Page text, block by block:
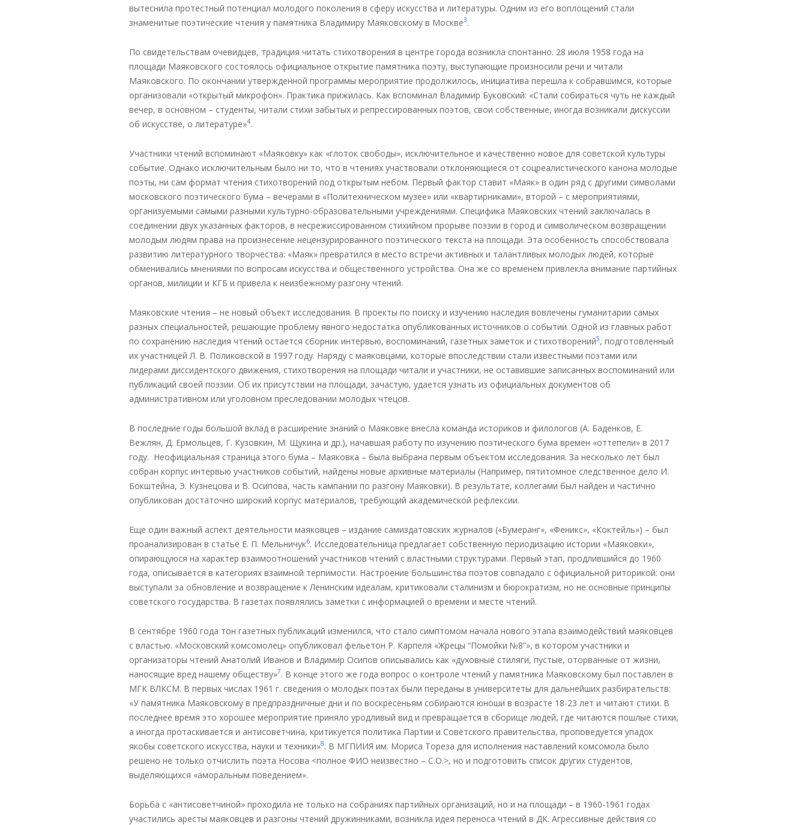
вытеснила протестный потенциал молодого поколения в сферу искусства и литературы. Одним из его воплощений стали
знаменитые поэтические чтения у памятника Владимиру Маяковскому в Москве3.
По свидетельствам очевидцев, традиция читать стихотворения в центре города возникла спонтанно. 28 июля 1958 года на
площади Маяковского состоялось официальное открытие памятника поэту, выступающие произносили речи и читали
Маяковского. По окончании утвержденной программы мероприятие продолжилось, инициатива перешла к собравшимся, которые
организовали «открытый микрофон». Практика прижилась. Как вспоминал Владимир Буковский: «Стали собираться чуть не каждый
вечер, в основном – студенты, читали стихи забытых и репрессированных поэтов, свои собственные, иногда возникали дискуссии
об искусстве, о литературе»4.
Участники чтений вспоминают «Маяковку» как «глоток свободы», исключительное и качественно новое для советской культуры
событие. Однако исключительным было ни то, что в чтениях участвовали отклоняющиеся от соцреалистического канона молодые
поэты, ни сам формат чтения стихотворений под открытым небом. Первый фактор ставит «Маяк» в один ряд с другими символами
московского поэтического бума – вечерами в «Политехническом музее» или «квартирниками», второй – с мероприятиями,
организуемыми самыми разными культурно-образовательными учреждениями. Специфика Маяковских чтений заключалась в
соединении двух указанных факторов, в несрежиссированном стихийном прорыве поэзии в город и символическом возвращении
молодым людям права на произнесение нецензурированного поэтического текста на площади. Эта особенность способствовала
развитию литературного творчества: «Маяк» превратился в место встречи активных и талантливых молодых людей, которые
обменивались мнениями по вопросам искусства и общественного устройства. Она же со временем привлекла внимание партийных
органов, милиции и КГБ и привела к неизбежному разгону чтений.
Маяковские чтения – не новый объект исследования. В проекты по поиску и изучению наследия вовлечены гуманитарии самых
разных специальностей, решающие проблему явного недостатка опубликованных источников о событии. Одной из главных работ
по сохранению наследия чтений остается сборник интервью, воспоминаний, газетных заметок и стихотворений5, подготовленный
их участницей Л. В. Поликовской в 1997 году. Наряду с маяковцами, которые впоследствии стали известными поэтами или
лидерами диссидентского движения, стихотворения на площади читали и участники, не оставившие записанных воспоминаний или
публикаций своей поэзии. Об их присутствии на площади, зачастую, удается узнать из официальных документов об
административном или уголовном преследовании молодых чтецов.
В последние годы большой вклад в расширение знаний о Маяковке внесла команда историков и филологов (А. Баденков, Е.
Вежлян, Д. Ермольцев, Г. Кузовкин, М. Щукина и др.), начавшая работу по изучению поэтического бума времен «оттепели» в 2017
году. Неофициальная страница этого бума – Маяковка – была выбрана первым объектом исследования. За несколько лет был
собран корпус интервью участников событий, найдены новые архивные материалы (Например, пятитомное следственное дело И.
Бокштейна, Э. Кузнецова и В. Осипова, часть кампании по разгону Маяковки). В результате, коллегами был найден и частично
опубликован достаточно широкий корпус материалов, требующий академической рефлексии.
Еще один важный аспект деятельности маяковцев – издание самиздатовских журналов («Бумеранг», «Феникс», «Коктейль») – был
проанализирован в статье Е. П. Мельничук6. Исследовательница предлагает собственную периодизацию истории «Маяковки»,
опирающуюся на характер взаимоотношений участников чтений с властными структурами. Первый этап, продлившийся до 1960
года, описывается в категориях взаимной терпимости. Настроение большинства поэтов совпадало с официальной риторикой: они
выступали за обновление и возвращение к Ленинским идеалам, критиковали сталинизм и бюрократизм, но не основные принципы
советского государства. В газетах появлялись заметки с информацией о времени и месте чтений.
В сентябре 1960 года тон газетных публикаций изменился, что стало симптомом начала нового этапа взаимодействий маяковцев
с властью. «Московский комсомолец» опубликовал фельетон Р. Карпеля «Жрецы “Помойки №8”», в котором участники и
организаторы чтений Анатолий Иванов и Владимир Осипов описывались как «духовные стиляги, пустые, оторванные от жизни,
наносящие вред нашему обществу»7. В конце этого же года вопрос о контроле чтений у памятника Маяковскому был поставлен в
МГК ВЛКСМ. В первых числах 1961 г. сведения о молодых поэтах были переданы в университеты для дальнейших разбирательств:
«У памятника Маяковскому в предпраздничные дни и по воскресеньям собираются юноши в возрасте 18-23 лет и читают стихи. В
последнее время это хорошее мероприятие приняло уродливый вид и превращается в сборище людей, где читаются пошлые стихи,
а иногда протаскивается и антисоветчина, критикуется политика Партии и Советского правительства, проповедуется упадок
якобы советского искусства, науки и техники»8. В МГПИИЯ им. Мориса Тореза для исполнения наставлений комсомола было
решено не только отчислить поэта Носова <полное ФИО неизвестно – С.О.>, но и подготовить список других студентов,
выделяющихся «аморальным поведением».
Борьба с «антисоветчиной» проходила не только на собраниях партийных организаций, но и на площади – в 1960-1961 годах
участились аресты маяковцев и разгоны чтений дружинниками, возникла идея переноса чтений в ДК. Агрессивные действия со